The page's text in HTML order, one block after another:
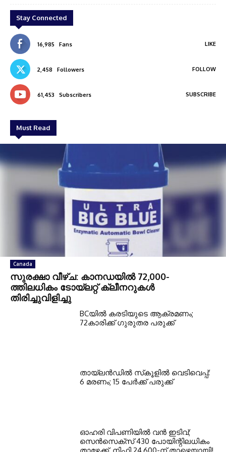
Stay Connected
16,985 Fans LIKE
2,458 Followers FOLLOW
61,453 Subscribers SUBSCRIBE
Must Read
Canada
സുരക്ഷാ വീഴ്ച: കാനഡയില്‍ 72,000-
ത്തിലധികം ടോയ്ലറ്റ് ക്ലീനറുകള്‍
തിരിച്ചുവിളിച്ചു
BCയില്‍ കരടിയുടെ ആക്രമണം;
72കാരിക്ക് ഗുരുതര പരുക്ക്
തായ്‌ലന്‍ഡില്‍ സ്‌കൂളില്‍ വെടിവെപ്പ്:
6 മരണം; 15 പേര്‍ക്ക് പരുക്ക്
ഓഹരി വിപണിയില്‍ വന്‍ ഇടിവ്;
സെന്‍സെക്‌സ് 430 പോയിന്റിലധികം